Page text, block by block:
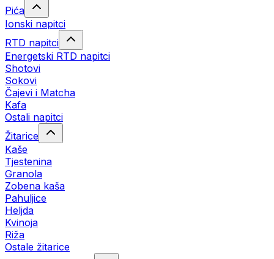
Pića
Ionski napitci
RTD napitci
Energetski RTD napitci
Shotovi
Sokovi
Čajevi i Matcha
Kafa
Ostali napitci
Žitarice
Kaše
Tjestenina
Granola
Zobena kaša
Pahuljice
Heljda
Kvinoja
Riža
Ostale žitarice